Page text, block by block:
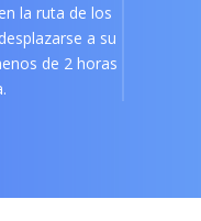
la ruta de los
a su
de 2 horas